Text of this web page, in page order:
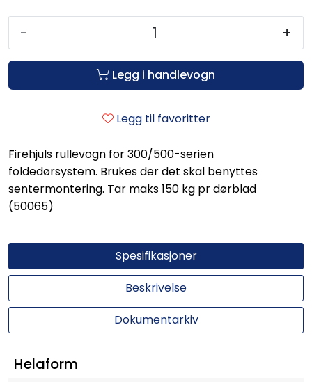
- +
Legg i handlevogn
Legg til favoritter
Firehjuls rullevogn for 300/500-serien
foldedørsystem. Brukes der det skal benyttes
sentermontering. Tar maks 150 kg pr dørblad
(50065)
Spesifikasjoner
Beskrivelse
Dokumentarkiv
Helaform